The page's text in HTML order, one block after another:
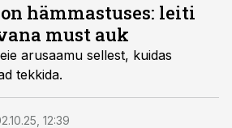
hämmastuses: leiti
must auk
arusaamu sellest, kuidas
tekkida.
12:39